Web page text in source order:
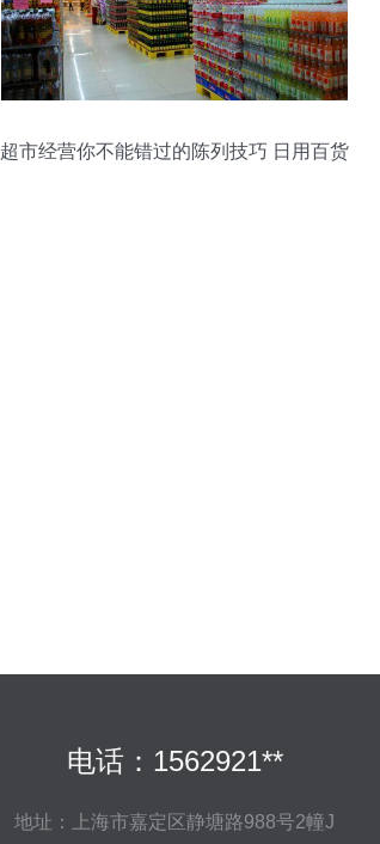
超市经营你不能错过的陈列技巧 日用百货
电话：1562921**
地址：上海市嘉定区静塘路988号2幢J